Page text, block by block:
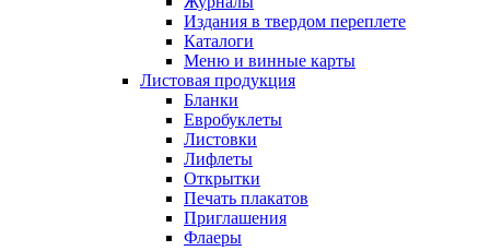
Издания в твердом переплете
Каталоги
Меню и винные карты
Листовая продукция
Бланки
Евробуклеты
Листовки
Лифлеты
Открытки
Печать плакатов
Приглашения
Флаеры